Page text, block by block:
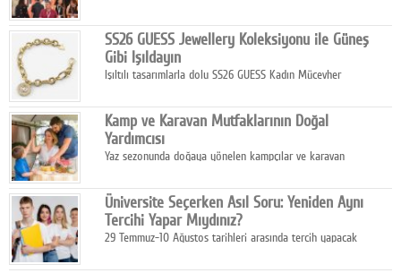
SS26 GUESS Jewellery Koleksiyonu ile Güneş
Gibi Işıldayın
Işıltılı tasarımlarla dolu SS26 GUESS Kadın Mücevher
dokunuşunu taşıyor.
Kamp ve Karavan Mutfaklarının Doğal
Yardımcısı
Yaz sezonunda doğaya yönelen kampçılar ve karavan
temizlik sağlayan, çevreye duyarlı bitkisel içerikli ürünleri tercih
ediyor.
Üniversite Seçerken Asıl Soru: Yeniden Aynı
Tercihi Yapar Mıydınız?
29 Temmuz-10 Ağustos tarihleri arasında tercih yapacak